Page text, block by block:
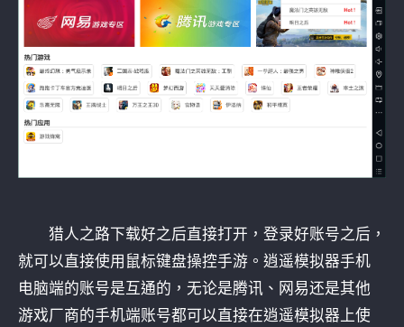
猎人之路下载好之后直接打开，登录好账号之后，
就可以直接使用鼠标键盘操控手游。逍遥模拟器手机
电脑端的账号是互通的，无论是腾讯、网易还是其他
游戏厂商的手机端账号都可以直接在逍遥模拟器上使